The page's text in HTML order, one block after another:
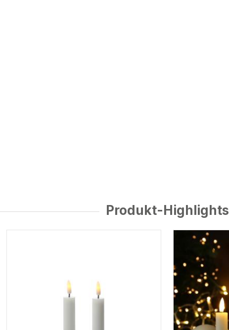
Produkt-Highlights